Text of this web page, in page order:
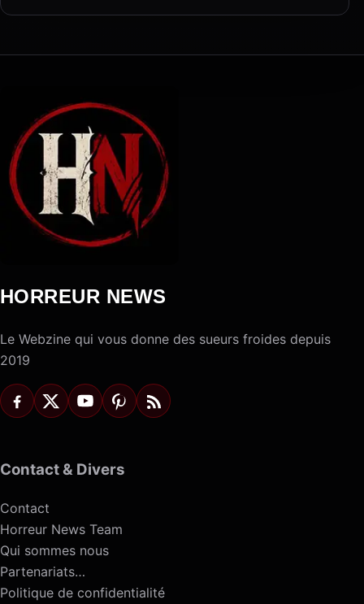
HORREUR NEWS
Le Webzine qui vous donne des sueurs froides depuis
2019
Contact & Divers
Contact
Horreur News Team
Qui sommes nous
Partenariats…
Politique de confidentialité